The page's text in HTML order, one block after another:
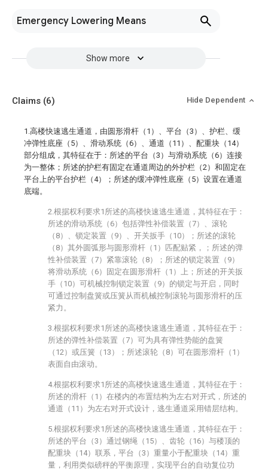
Emergency Lowering Means
Show more
Claims (6) Hide Dependent
1.高楼快速逃生通道，由圆形滑杆（1）、平台（3）、护栏、缓
冲弹性底座（5）、滑动系统（6）、通道（11）、配重块（14）
部分组成，其特征在于：所述的平台（3）与滑动系统（6）连接
为一整体；所述的护栏有固定在通道周边的外护栏（2）和固定在
平台上的平台护栏（4）；所述的缓冲弹性底座（5）设置在通道
底端。
2.根据权利要求1所述的高楼快速逃生通道，其特征在于：
所述的滑动系统（6）包括弹性补偿装置（7）、滚轮
（8）、锁定装置（9）、开关扳手（10）；所述的滚轮
（8）其外圆弧形与圆形滑杆（1）匹配贴紧，；所述的弹
性补偿装置（7）紧靠滚轮（8）；所述的锁定装置（9）
将滑动系统（6）固定在圆形滑杆（1）上；所述的开关扳
手（10）可机械控制锁定装置（9）的锁定与开启，同时
可通过控制盘簧或压簧从而机械控制滚轮与圆形滑杆的压
紧力。
3.根据权利要求1所述的高楼快速逃生通道，其特征在于：
所述的弹性补偿装置（7）可为具有弹性势能的盘簧
（12）或压簧（13）；所述滚轮（8）可在圆形滑杆（1）
表面自由滚动。
4.根据权利要求1所述的高楼快速逃生通道，其特征在于：
所述的滑杆（1）在楼内的布置结构为左右对开式，所述的
通道（11）为左右对开式设计，逃生通道采用错层结构。
5.根据权利要求1所述的高楼快速逃生通道，其特征在于：
所述的平台（3）通过钢绳（15）、齿轮（16）与楼顶的
配重块（14）联系，平台（3）重量小于配重块（14）重
量，利用类似磅秤的平衡原理，实现平台的自动复位功